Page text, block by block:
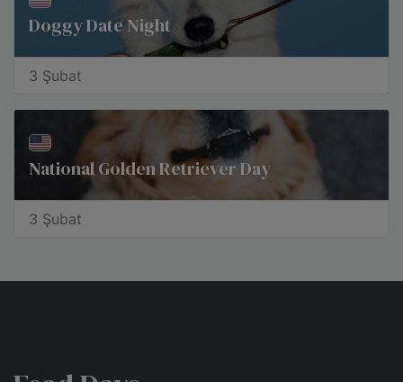
Doggy Date Night
3 Şubat
National Golden Retriever Day
3 Şubat